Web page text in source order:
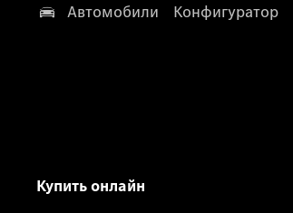
Автомобили Конфигуратор
Купить онлайн